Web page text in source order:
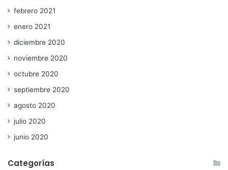
febrero 2021
enero 2021
diciembre 2020
noviembre 2020
octubre 2020
septiembre 2020
agosto 2020
julio 2020
junio 2020
Categorías